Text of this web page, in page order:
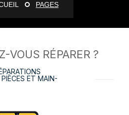
PAGES
VOUS RÉPARER ?
ET MAIN-